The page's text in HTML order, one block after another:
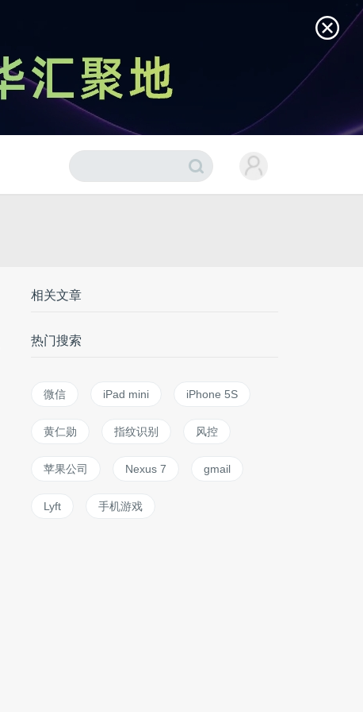
相关文章
热门搜索
微信 iPad mini iPhone 5S
黄仁勋 指纹识别 风控
苹果公司 Nexus 7 gmail
Lyft 手机游戏